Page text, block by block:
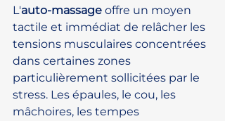
L'auto-massage offre un moyen
tactile et immédiat de relâcher les
tensions musculaires concentrées
dans certaines zones
particulièrement sollicitées par le
stress. Les épaules, le cou, les
mâchoires, les tempes